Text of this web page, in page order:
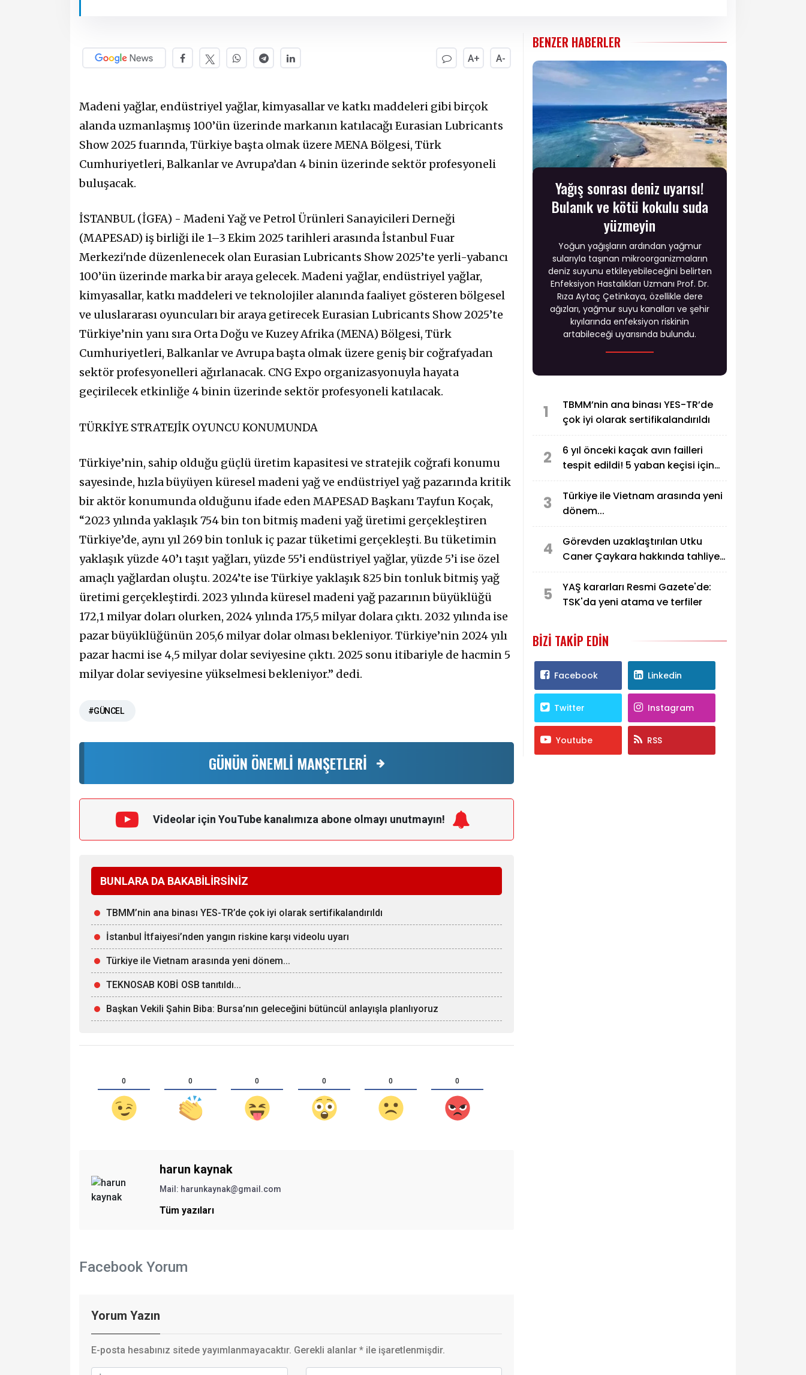
A+ A-
Madeni yağlar, endüstriyel yağlar, kimyasallar ve katkı maddeleri gibi birçok
alanda uzmanlaşmış 100’ün üzerinde markanın katılacağı Eurasian Lubricants
Show 2025 fuarında, Türkiye başta olmak üzere MENA Bölgesi, Türk
Cumhuriyetleri, Balkanlar ve Avrupa’dan 4 binin üzerinde sektör profesyoneli
buluşacak.
İSTANBUL (İGFA) - Madeni Yağ ve Petrol Ürünleri Sanayicileri Derneği
(MAPESAD) iş birliği ile 1–3 Ekim 2025 tarihleri arasında İstanbul Fuar
Merkezi'nde düzenlenecek olan Eurasian Lubricants Show 2025’te yerli-yabancı
100’ün üzerinde marka bir araya gelecek. Madeni yağlar, endüstriyel yağlar,
kimyasallar, katkı maddeleri ve teknolojiler alanında faaliyet gösteren bölgesel
ve uluslararası oyuncuları bir araya getirecek Eurasian Lubricants Show 2025’te
Türkiye’nin yanı sıra Orta Doğu ve Kuzey Afrika (MENA) Bölgesi, Türk
Cumhuriyetleri, Balkanlar ve Avrupa başta olmak üzere geniş bir coğrafyadan
sektör profesyonelleri ağırlanacak. CNG Expo organizasyonuyla hayata
geçirilecek etkinliğe 4 binin üzerinde sektör profesyoneli katılacak.
TÜRKİYE STRATEJİK OYUNCU KONUMUNDA
Türkiye’nin, sahip olduğu güçlü üretim kapasitesi ve stratejik coğrafi konumu
sayesinde, hızla büyüyen küresel madeni yağ ve endüstriyel yağ pazarında kritik
bir aktör konumunda olduğunu ifade eden MAPESAD Başkanı Tayfun Koçak,
“2023 yılında yaklaşık 754 bin ton bitmiş madeni yağ üretimi gerçekleştiren
Türkiye’de, aynı yıl 269 bin tonluk iç pazar tüketimi gerçekleşti. Bu tüketimin
yaklaşık yüzde 40’ı taşıt yağları, yüzde 55’i endüstriyel yağlar, yüzde 5’i ise özel
amaçlı yağlardan oluştu. 2024’te ise Türkiye yaklaşık 825 bin tonluk bitmiş yağ
üretimi gerçekleştirdi. 2023 yılında küresel madeni yağ pazarının büyüklüğü
172,1 milyar doları olurken, 2024 yılında 175,5 milyar dolara çıktı. 2032 yılında ise
pazar büyüklüğünün 205,6 milyar dolar olması bekleniyor. Türkiye’nin 2024 yılı
pazar hacmi ise 4,5 milyar dolar seviyesine çıktı. 2025 sonu itibariyle de hacmin 5
milyar dolar seviyesine yükselmesi bekleniyor.” dedi.
#GÜNCEL
GÜNÜN ÖNEMLİ MANŞETLERİ
Videolar için YouTube kanalımıza abone olmayı unutmayın!
BUNLARA DA BAKABİLİRSİNİZ
TBMM’nin ana binası YES-TR’de çok iyi olarak sertifikalandırıldı
İstanbul İtfaiyesi’nden yangın riskine karşı videolu uyarı
Türkiye ile Vietnam arasında yeni dönem...
TEKNOSAB KOBİ OSB tanıtıldı...
Başkan Vekili Şahin Biba: Bursa’nın geleceğini bütüncül anlayışla planlıyoruz
0 0 0 0 0 0
harun kaynak
Mail: harunkaynak@gmail.com
Tüm yazıları
Facebook Yorum
Yorum Yazın
E-posta hesabınız sitede yayımlanmayacaktır. Gerekli alanlar * ile işaretlenmişdir.
BENZER HABERLER
Yağış sonrası deniz uyarısı!
Bulanık ve kötü kokulu suda
yüzmeyin
Yoğun yağışların ardından yağmur
sularıyla taşınan mikroorganizmaların
deniz suyunu etkileyebileceğini belirten
Enfeksiyon Hastalıkları Uzmanı Prof. Dr.
Rıza Aytaç Çetinkaya, özellikle dere
ağızları, yağmur suyu kanalları ve şehir
kıyılarında enfeksiyon riskinin
artabileceği uyarısında bulundu.
1
TBMM’nin ana binası YES-TR’de
çok iyi olarak sertifikalandırıldı
2
6 yıl önceki kaçak avın failleri
tespit edildi! 5 yaban keçisi için
3
Türkiye ile Vietnam arasında yeni
dönem...
4
Görevden uzaklaştırılan Utku
Caner Çaykara hakkında tahliye
5
YAŞ kararları Resmi Gazete'de:
TSK'da yeni atama ve terfiler
BIZI TAKIP EDIN
Facebook Linkedin
Twitter Instagram
Youtube RSS